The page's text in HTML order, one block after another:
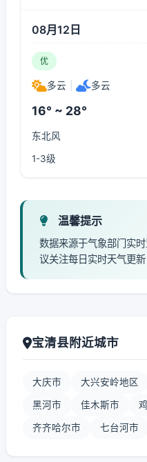
08月12日
优
多云 多云
16° ~ 28°
东北风
1-3级
温馨提示
数据来源于气象部门实
议关注每日实时天气更新
宝清县附近城市
大庆市 大兴安岭地区
黑河市 佳木斯市
齐齐哈尔市 七台河市